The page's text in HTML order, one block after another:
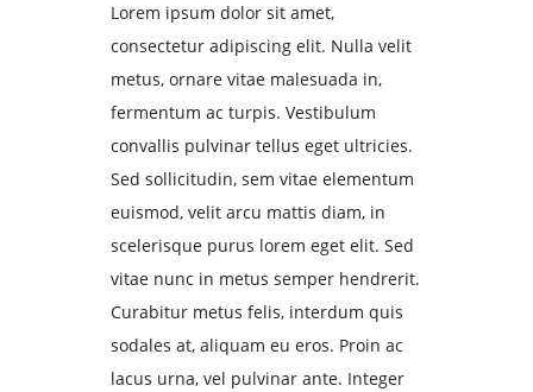
Lorem ipsum dolor sit amet,
consectetur adipiscing elit. Nulla velit
metus, ornare vitae malesuada in,
fermentum ac turpis. Vestibulum
convallis pulvinar tellus eget ultricies.
Sed sollicitudin, sem vitae elementum
euismod, velit arcu mattis diam, in
scelerisque purus lorem eget elit. Sed
vitae nunc in metus semper hendrerit.
Curabitur metus felis, interdum quis
sodales at, aliquam eu eros. Proin ac
lacus urna, vel pulvinar ante. Integer